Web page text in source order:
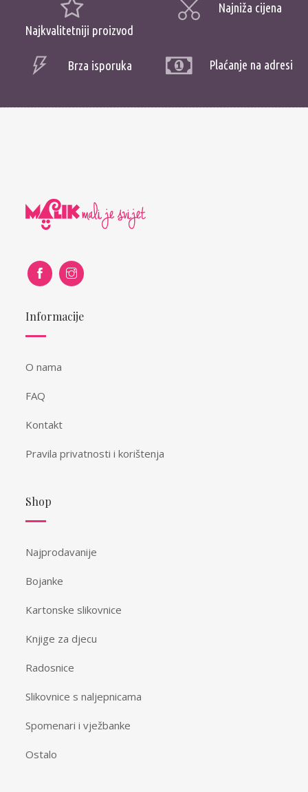
Najkvalitetniji proizvod
Najniža cijena
Brza isporuka Plaćanje na adresi
Informacije
O nama
FAQ
Kontakt
Pravila privatnosti i korištenja
Shop
Najprodavanije
Bojanke
Kartonske slikovnice
Knjige za djecu
Radosnice
Slikovnice s naljepnicama
Spomenari i vježbanke
Ostalo